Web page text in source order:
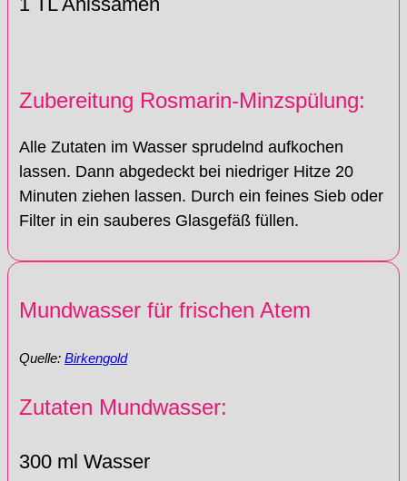
Zubereitung Rosmarin-Minzspülung:
Alle Zutaten im Wasser sprudelnd aufkochen
lassen. Dann abgedeckt bei niedriger Hitze 20
Minuten ziehen lassen. Durch ein feines Sieb oder
Filter in ein sauberes Glasgefäß füllen.
Mundwasser für frischen Atem
Quelle: Birkengold
Zutaten Mundwasser:
300 ml Wasser